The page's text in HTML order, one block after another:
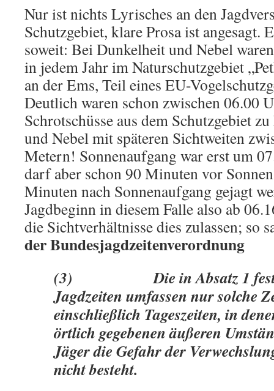
Nur ist nichts Lyrisches an den
Schutzgebiet, klare Prosa ist angesagt.
soweit: Bei Dunkelheit und Nebel
in jedem Jahr im Naturschutzgebiet
an der Ems, Teil eines EU-
Deutlich waren schon zwischen 06.00
Schrotschüsse aus dem Schutzgebiet
und Nebel mit späteren Sichtweiten
Metern! Sonnenaufgang war erst um
darf aber schon 90 Minuten vor
Minuten nach Sonnenaufgang gejagt
Jagdbeginn in diesem Falle also ab
die Sichtverhältnisse dies zulassen; so
der Bundesjagdzeitenverordnung
(3) Die in Absatz 1
Jagdzeiten umfassen nur solche
einschließlich Tageszeiten, in
örtlich gegebenen äußeren
Jäger die Gefahr der
nicht besteht.